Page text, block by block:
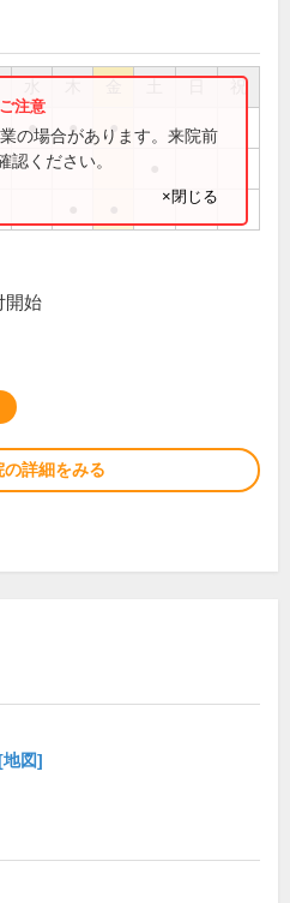
祝
● ● ●
の場合があります。来院前
認ください。
×閉じる
開始
の詳細をみる
図]